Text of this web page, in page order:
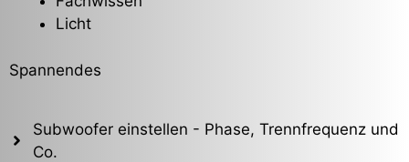
Licht
Spannendes
Subwoofer einstellen - Phase, Trennfrequenz und
Co.